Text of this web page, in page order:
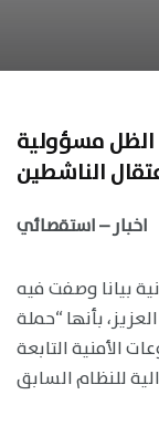
الظل مسؤولية
الناشطين
بيانا وصفت فيه
بأنها “حملة
الأمنية التابعة